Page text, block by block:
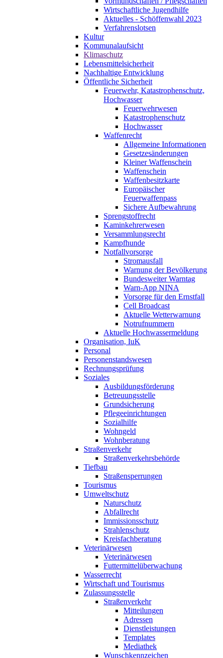
Wirtschaftliche Jugendhilfe
Aktuelles - Schöffenwahl 2023
Verfahrenslotsen
Kultur
Kommunalaufsicht
Klimaschutz
Lebensmittelsicherheit
Nachhaltige Entwicklung
Öffentliche Sicherheit
Feuerwehr, Katastrophenschutz,
Hochwasser
Feuerwehrwesen
Katastrophenschutz
Hochwasser
Waffenrecht
Allgemeine Informationen
Gesetzesänderungen
Kleiner Waffenschein
Waffenschein
Waffenbesitzkarte
Europäischer
Feuerwaffenpass
Sichere Aufbewahrung
Sprengstoffrecht
Kaminkehrerwesen
Versammlungsrecht
Kampfhunde
Notfallvorsorge
Stromausfall
Warnung der Bevölkerung
Bundesweiter Warntag
Warn-App NINA
Vorsorge für den Ernstfall
Cell Broadcast
Aktuelle Wetterwarnung
Notrufnummern
Aktuelle Hochwassermeldung
Organisation, IuK
Personal
Personenstandswesen
Rechnungsprüfung
Soziales
Ausbildungsförderung
Betreuungsstelle
Grundsicherung
Pflegeeinrichtungen
Sozialhilfe
Wohngeld
Wohnberatung
Straßenverkehr
Straßenverkehrsbehörde
Tiefbau
Straßensperrungen
Tourismus
Umweltschutz
Naturschutz
Abfallrecht
Immissionsschutz
Strahlenschutz
Kreisfachberatung
Veterinärwesen
Veterinärwesen
Futtermittelüberwachung
Wasserrecht
Wirtschaft und Tourismus
Zulassungsstelle
Straßenverkehr
Mitteilungen
Adressen
Dienstleistungen
Templates
Mediathek
Wunschkennzeichen